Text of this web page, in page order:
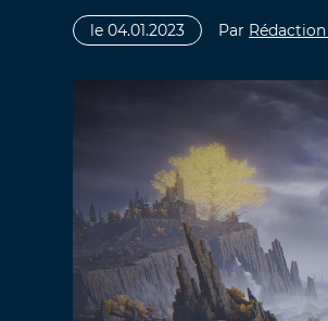
le 04.01.2023 Par Rédaction